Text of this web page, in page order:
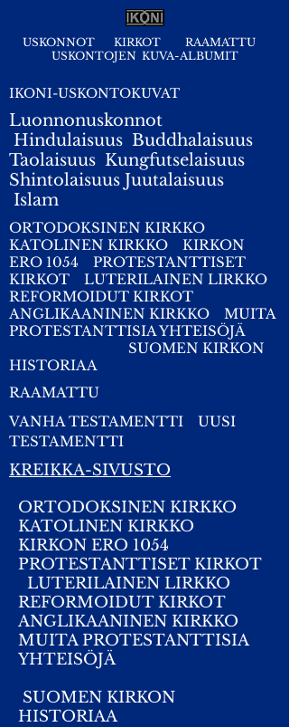
USKONNOT KIRKOT
RAAMATTU
USKONTOJEN KUVA-ALBUMIT
IKONI-USKONTOKUVAT
Luonnonuskonnot
Hindulaisuus Buddhalaisuus
Taolaisuus Kungfutselaisuus
Shintolaisuus Juutalaisuus
Islam
ORTODOKSINEN KIRKKO
KATOLINEN KIRKKO
KIRKON
ERO 1054
PROTESTANTTISET
KIRKOT
LUTERILAINEN LIRKKO
REFORMOIDUT KIRKOT
ANGLIKAANINEN KIRKKO
MUITA
PROTESTANTTISIA YHTEISÖJÄ
SUOMEN KIRKON
HISTORIAA
RAAMATTU
VANHA TESTAMENTTI
UUSI
TESTAMENTTI
KREIKKA-SIVUSTO
ORTODOKSINEN KIRKKO
KATOLINEN KIRKKO
KIRKON ERO 1054
PROTESTANTTISET KIRKOT
LUTERILAINEN LIRKKO
REFORMOIDUT KIRKOT
ANGLIKAANINEN KIRKKO
MUITA PROTESTANTTISIA
YHTEISÖJÄ
SUOMEN KIRKON
HISTORIAA